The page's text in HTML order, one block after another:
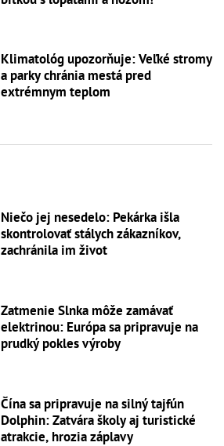
Klimatológ upozorňuje: Veľké stromy
a parky chránia mestá pred
extrémnym teplom
Niečo jej nesedelo: Pekárka išla
skontrolovať stálych zákazníkov,
zachránila im život
Zatmenie Slnka môže zamávať
elektrinou: Európa sa pripravuje na
prudký pokles výroby
Čína sa pripravuje na silný tajfún
Dolphin: Zatvára školy aj turistické
atrakcie, hrozia záplavy